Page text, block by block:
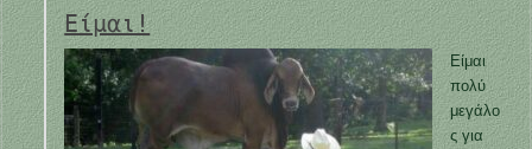
Είμαι!
Είμαι
πολύ
μεγάλο
ς για